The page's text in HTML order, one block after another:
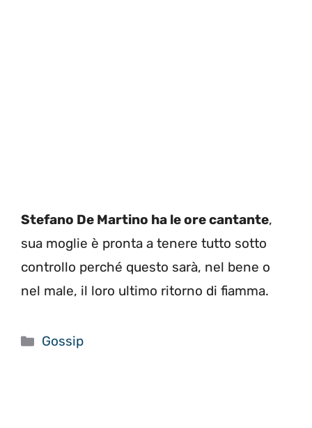
Stefano De Martino ha le ore cantante,
sua moglie è pronta a tenere tutto sotto
controllo perché questo sarà, nel bene o
nel male, il loro ultimo ritorno di fiamma.
Categorie
Gossip